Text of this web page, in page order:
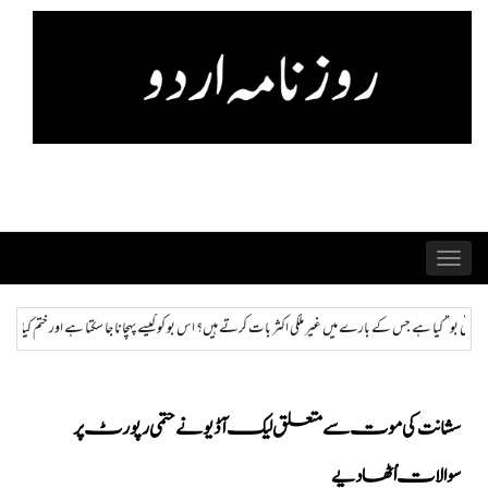
Skip
Toggle
navigation
بات کرتے ہیں؟ اس بو کو کیسے پہچانا جا سکتا ہے اور ختم کیا جا سکتا ہے؟ ہمراز: پاکستان
سشانت کی موت سے متعلق لیک آڈیو نےحتمی رپورٹ پر
سوالات اُٹھا دیے